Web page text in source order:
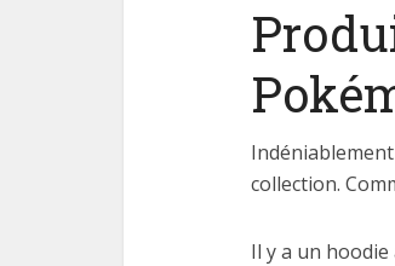
collection.
Il y a un